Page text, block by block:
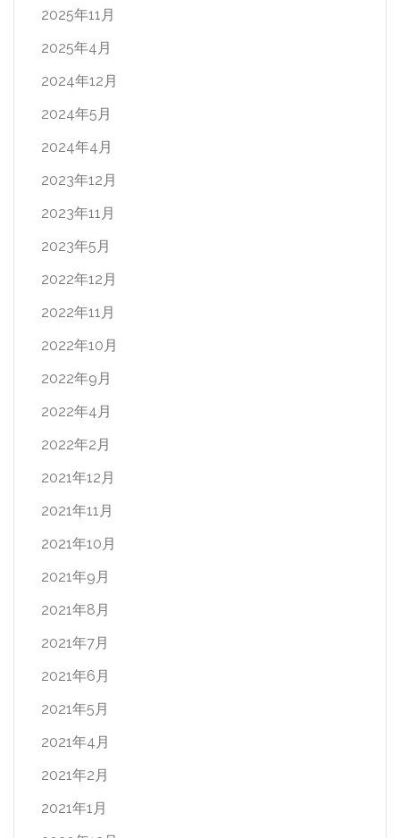
2025年11月
2025年4月
2024年12月
2024年5月
2024年4月
2023年12月
2023年11月
2023年5月
2022年12月
2022年11月
2022年10月
2022年9月
2022年4月
2022年2月
2021年12月
2021年11月
2021年10月
2021年9月
2021年8月
2021年7月
2021年6月
2021年5月
2021年4月
2021年2月
2021年1月